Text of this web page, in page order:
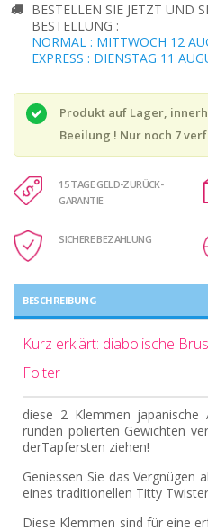
BESTELLEN SIE JETZT UND
BESTELLUNG :
NORMAL : MITTWOCH 12
EXPRESS : DIENSTAG 11
Produkt auf Lager,
Beeilung ! Nur noch 7
15 TAGE GELD-ZURÜCK-
GARANTIE
SICHERE BEZAHLUNG
BESCHREIBUNG
Kurz erklärt: diabolische
Folter
diese 2 Klemmen
runden polierten Gewichten
derTapfersten ziehen!
Geniessen Sie das Vergnügen
eines traditionellen Titty
Diese Klemmen sind für eine